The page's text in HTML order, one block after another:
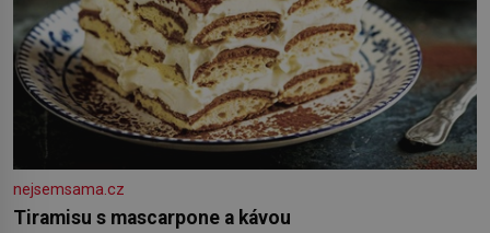
nejsemsama.cz
Tiramisu s mascarpone a kávou